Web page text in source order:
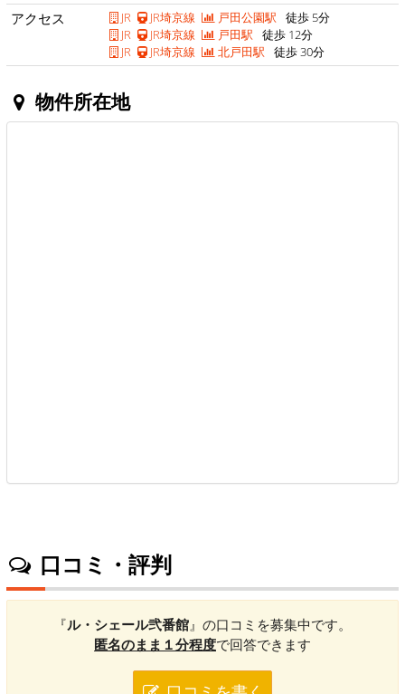
アクセス
JR JR埼京線 戸田公園駅 徒歩 5分
JR
JR埼京線 戸田駅 徒歩 12分
JR
JR埼京線 北戸田駅 徒歩 30分
物件所在地
口コミ・評判
『ル・シェール弐番館 』の口コミを募集中です。
匿名のまま１分程度で回答できます